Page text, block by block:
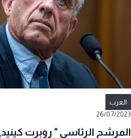
العرب
26/07/2023
المرشح الرئاسي " روبرت